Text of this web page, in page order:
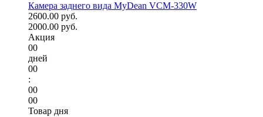
Камера заднего вида MyDean VCM-330W
2600.00 руб.
2000.00 руб.
Акция
00
дней
00
:
00
00
Товар дня